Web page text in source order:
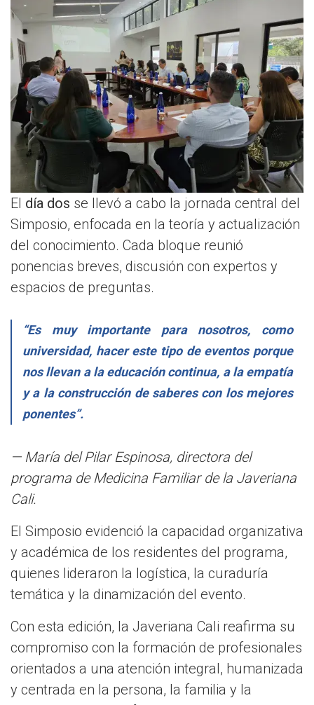
El día dos se llevó a cabo la jornada central del
Simposio, enfocada en la teoría y actualización
del conocimiento. Cada bloque reunió
ponencias breves, discusión con expertos y
espacios de preguntas.
“Es muy importante para nosotros, como
universidad, hacer este tipo de eventos porque
nos llevan a la educación continua, a la empatía
y a la construcción de saberes con los mejores
ponentes”.
— María del Pilar Espinosa, directora del
programa de Medicina Familiar de la Javeriana
Cali.
El Simposio evidenció la capacidad organizativa
y académica de los residentes del programa,
quienes lideraron la logística, la curaduría
temática y la dinamización del evento.
Con esta edición, la Javeriana Cali reafirma su
compromiso con la formación de profesionales
orientados a una atención integral, humanizada
y centrada en la persona, la familia y la